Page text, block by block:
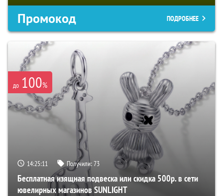
Промокод ПОДРОБНЕЕ
до 100%
14:25:10 Получили:73
Бесплатная изящная подвеска или скидка 500р. в сети
ювелирных магазинов SUNLIGHT